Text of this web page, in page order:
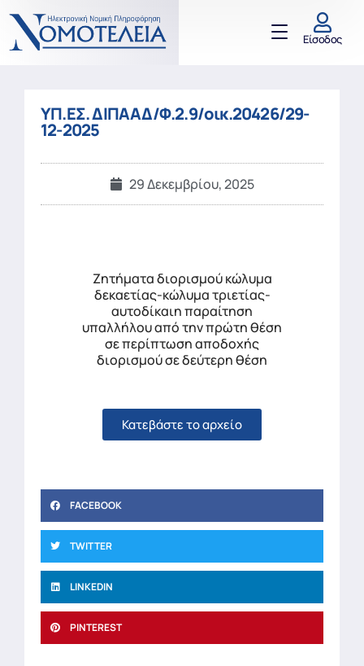
Είσοδος
ΥΠ.ΕΣ. ΔΙΠΑΑΔ/Φ.2.9/οικ.20426/29-
12-2025
29 Δεκεμβρίου, 2025
Ζητήματα διορισμού κώλυμα
δεκαετίας-κώλυμα τριετίας-
αυτοδίκαιη παραίτηση
υπαλλήλου από την πρώτη θέση
σε περίπτωση αποδοχής
διορισμού σε δεύτερη θέση
Κατεβάστε το αρχείο
FACEBOOK
TWITTER
LINKEDIN
PINTEREST